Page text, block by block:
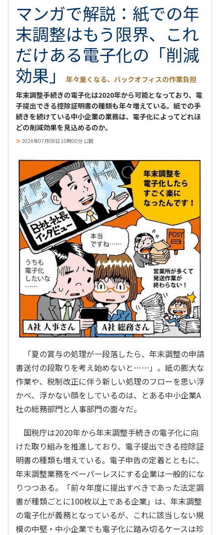
マンガで解説：紙での年
末調整はもう限界、これ
だけある電子化の「削減
効果」
年々重くなる、バックオフィスの作業負担
年末調整手続きの電子化は2020年から可能となっており、電
子提出できる控除証明書の種類も年々増えている。紙での手
続きを続けている中小企業の業務は、電子化によってどれほ
どの削減効果を見込めるのか。
≫2024年07月08日 10時00分 公開
「夏の賞与の処理が一段落したら、年末調整の申請
書送付の段取りを考え始めないと……」。紙の膨大な
作業や、税制改正に伴う新しい処理のフローを思い浮
かべ、浮かない顔をしているのは、とある中小企業A
社の総務部門と人事部門の面々だ。
国税庁は2020年から年末調整手続きの電子化に向
けた取り組みを推進しており、電子提出できる控除証
明書の種類も増えている。電子申告の定着とともに、
年末調整業務をペーパーレスにする企業は一般的にな
りつつある。「前々年度に提出すべきであった法定調
書が種類ごとに100枚以上である企業」は、年末調整
の電子化が義務となっているが、これに該当しない規
模の中堅・中小企業でも電子化に踏み切るケースは珍